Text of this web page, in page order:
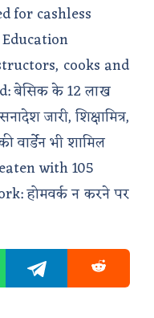
for cashless
cooks and
बेसिक के 12 लाख
जारी, शिक्षामित्र,
वार्डेन भी शामिल
with 105
होमवर्क न करने पर